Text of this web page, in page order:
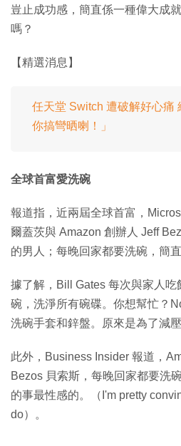
豈止成功感，簡直係一種偉大成
嗎？
【精選消息】
任天堂 Switch 遭破解好心痛
你搞彎晒喇！」
全球首富愛洗碗
報道指，近兩屆全球首富，
爾蓋茨與 Amazon 創辦人 Jeff
的男人；每晚回家都要洗碗，簡
據了解，Bill Gates 每次與家人
碗，洗淨所有碗碟。你想幫忙？
洗碗手套和鋅盤。原來是為了減
此外，Business Insider 報道，
Bezos 貝索斯，每晚回家都要洗
的事最性感的。（I'm pretty
do）。